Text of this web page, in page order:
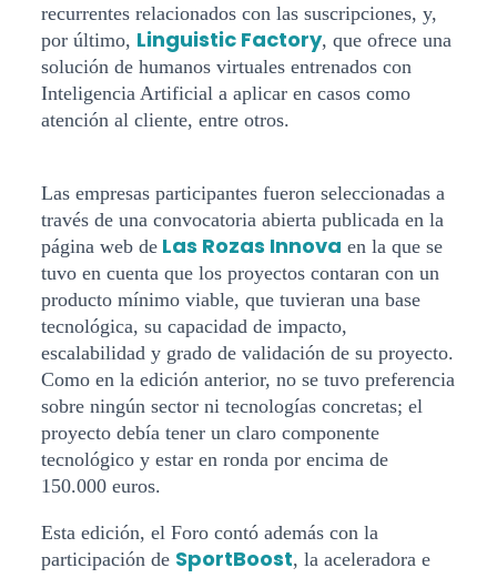
recurrentes relacionados con las suscripciones, y,
por último, Linguistic Factory, que ofrece una
solución de humanos virtuales entrenados con
Inteligencia Artificial a aplicar en casos como
atención al cliente, entre otros.
Las empresas participantes fueron seleccionadas a
través de una convocatoria abierta publicada en la
página web de Las Rozas Innova en la que se
tuvo en cuenta que los proyectos contaran con un
producto mínimo viable, que tuvieran una base
tecnológica, su capacidad de impacto,
escalabilidad y grado de validación de su proyecto.
Como en la edición anterior, no se tuvo preferencia
sobre ningún sector ni tecnologías concretas; el
proyecto debía tener un claro componente
tecnológico y estar en ronda por encima de
150.000 euros.
Esta edición, el Foro contó además con la
participación de SportBoost, la aceleradora e